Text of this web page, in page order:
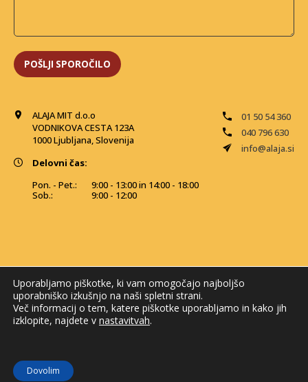
ALAJA MIT d.o.o
VODNIKOVA CESTA 123A
1000 Ljubljana, Slovenija
01 50 54 360
040 796 630
info@alaja.si
Delovni čas:
Pon. - Pet.:
Sob.:
9:00 - 13:00 in 14:00 - 18:00
9:00 - 12:00
Uporabljamo piškotke, ki vam omogočajo najboljšo
uporabniško izkušnjo na naši spletni strani.
Več informacij o tem, katere piškotke uporabljamo in kako jih
izklopite, najdete v nastavitvah.
Dovolim